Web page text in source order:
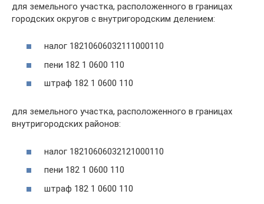
для земельного участка, расположенного в границах
городских округов с внутригородским делением:
налог 18210606032111000110
пени 182 1 0600 110
штраф 182 1 0600 110
для земельного участка, расположенного в границах
внутригородских районов:
налог 18210606032121000110
пени 182 1 0600 110
штраф 182 1 0600 110